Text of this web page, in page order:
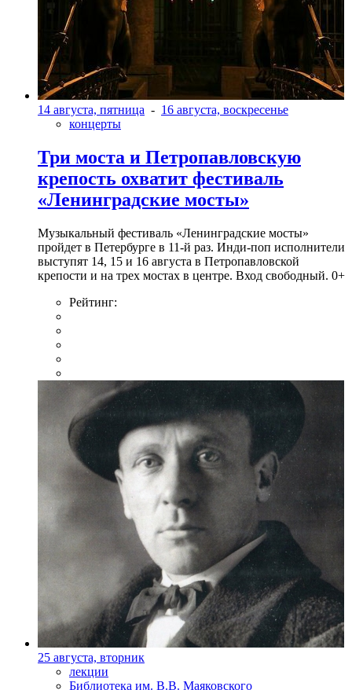
14 августа, пятница - 16 августа, воскресенье
концерты
Три моста и Петропавловскую
крепость охватит фестиваль
«Ленинградские мосты»
Музыкальный фестиваль «Ленинградские мосты»
пройдет в Петербурге в 11-й раз. Инди-поп исполнители
выступят 14, 15 и 16 августа в Петропавловской
крепости и на трех мостах в центре. Вход свободный. 0+
Рейтинг:
25 августа, вторник
лекции
Библиотека им. В.В. Маяковского